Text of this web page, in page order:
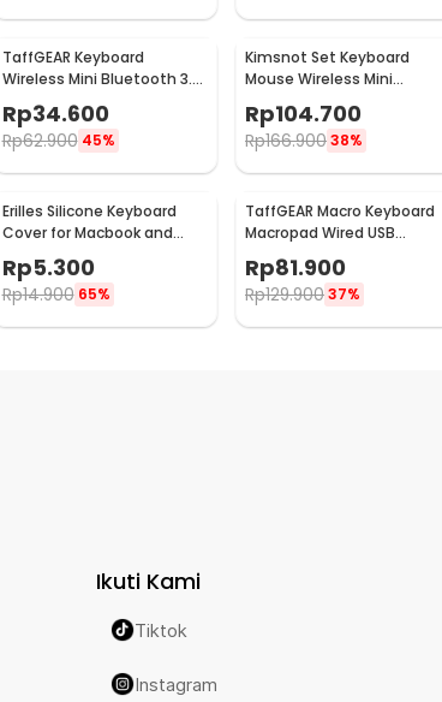
TaffGEAR Keyboard
Wireless Mini Bluetooth 3.0
Rechargeable - JP100
Rp34.600
Rp62.900 45%
Kimsnot Set Keyboard
Mouse Wireless Mini
- KM-911
Rp104.700
Rp166.90038%
Erilles Silicone Keyboard
Cover for Macbook and
Windows Laptop 15-17 Inch
- H5
Rp5.300
Rp14.900 65%
TaffGEAR Macro Keyboard
Macropad Wired USB
Mechanical Gaming
Shortcut - VD3
Rp81.900
Rp129.90037%
Ikuti Kami
Tiktok
Instagram